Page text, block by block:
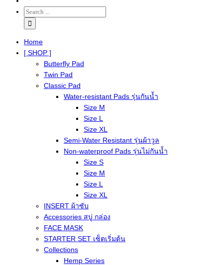
Home
[ SHOP ]
Butterfly Pad
Twin Pad
Classic Pad
Water-resistant Pads รุ่นกันน้ำ
Size M
Size L
Size XL
Semi-Water Resistant รุ่นผ้าวูล
Non-waterproof Pads รุ่นไม่กันน้ำ
Size S
Size M
Size L
Size XL
INSERT ผ้าซับ
Accessories สบู่ กล่อง
FACE MASK
STARTER SET เซ็ตเริ่มต้น
Collections
Hemp Series